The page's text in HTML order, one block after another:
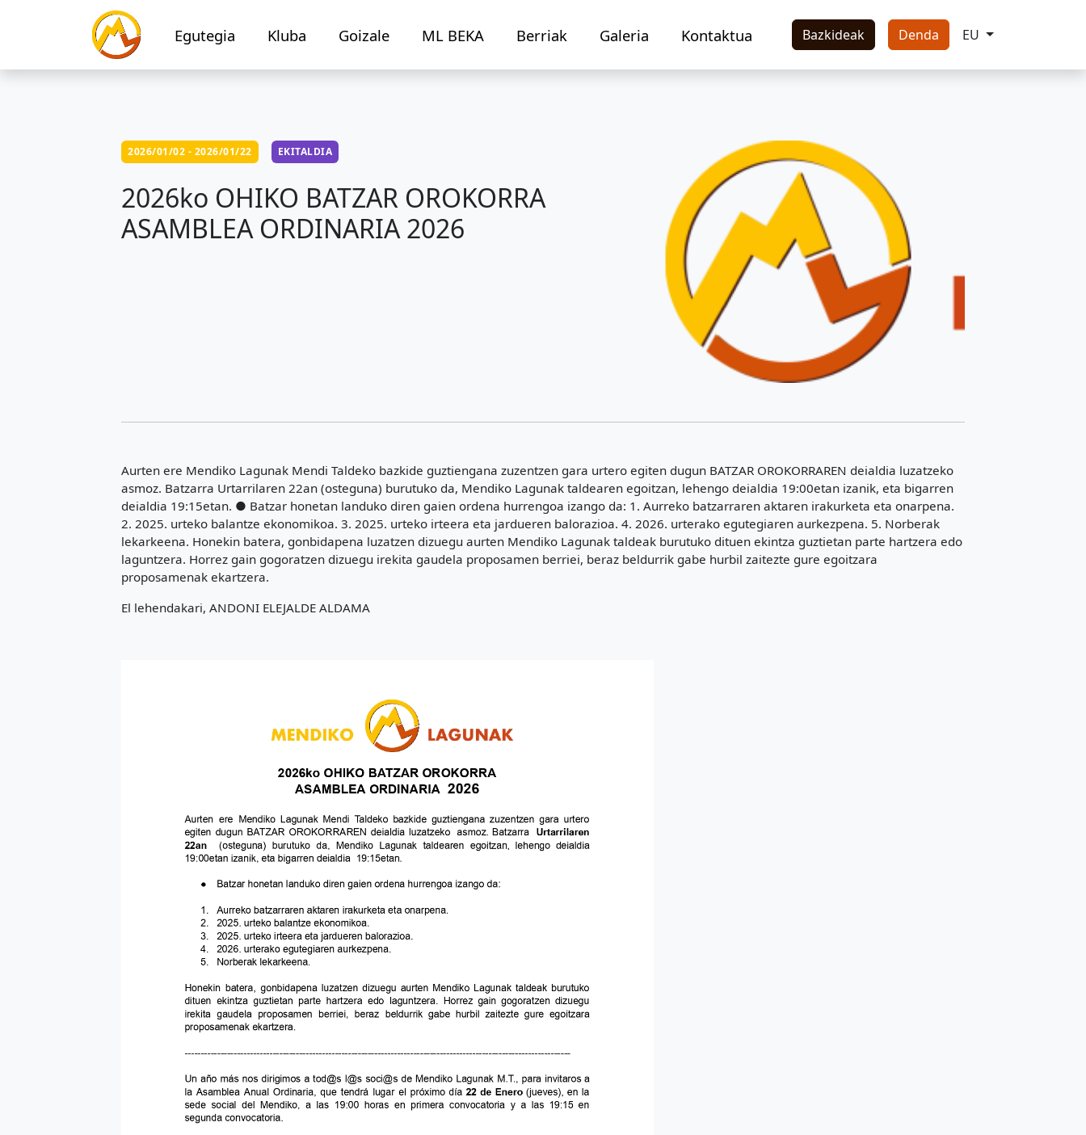
Egutegia Kluba Goizale ML BEKA Berriak Galeria Kontaktua Bazkideak Denda EU
2026/01/02 - 2026/01/22 EKITALDIA
2026ko OHIKO BATZAR OROKORRA
ASAMBLEA ORDINARIA 2026
Aurten ere Mendiko Lagunak Mendi Taldeko bazkide guztiengana zuzentzen gara urtero egiten dugun BATZAR OROKORRAREN deialdia luzatzeko
asmoz. Batzarra Urtarrilaren 22an (osteguna) burutuko da, Mendiko Lagunak taldearen egoitzan, lehengo deialdia 19:00etan izanik, eta bigarren
deialdia 19:15etan. ● Batzar honetan landuko diren gaien ordena hurrengoa izango da: 1. Aurreko batzarraren aktaren irakurketa eta onarpena.
2. 2025. urteko balantze ekonomikoa. 3. 2025. urteko irteera eta jardueren balorazioa. 4. 2026. urterako egutegiaren aurkezpena. 5. Norberak
lekarkeena. Honekin batera, gonbidapena luzatzen dizuegu aurten Mendiko Lagunak taldeak burutuko dituen ekintza guztietan parte hartzera edo
laguntzera. Horrez gain gogoratzen dizuegu irekita gaudela proposamen berriei, beraz beldurrik gabe hurbil zaitezte gure egoitzara
proposamenak ekartzera.
El lehendakari, ANDONI ELEJALDE ALDAMA